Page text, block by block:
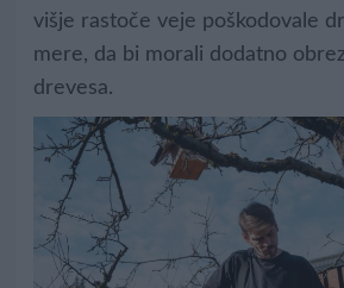
višje rastoče veje poškodovale
mere, da bi morali dodatno
drevesa.